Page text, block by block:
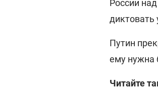
России
диктовать
Путин
ему нужна
Читайте